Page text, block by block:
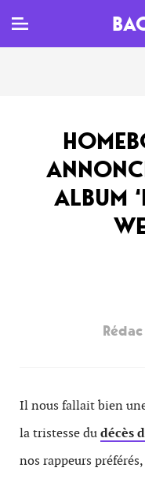
Clips
Live
Documentaires
ALBUM
Il nous fallait bien
la tristesse dudécès
nos rappeurs préférés,